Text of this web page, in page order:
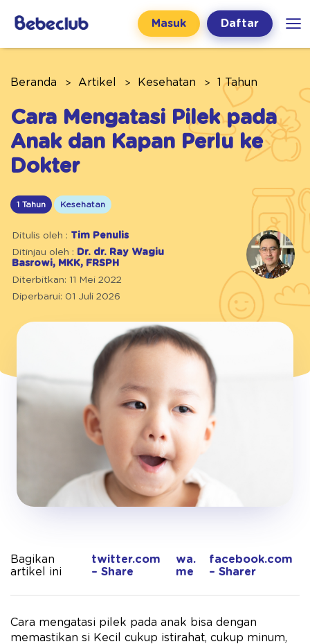
Masuk Daftar
Beranda Artikel Kesehatan 1 Tahun
Cara Mengatasi Pilek pada
Anak dan Kapan Perlu ke
Dokter
1 Tahun Kesehatan
Ditulis oleh : Tim Penulis
Ditinjau oleh : Dr. dr. Ray Wagiu
Basrowi, MKK, FRSPH
Diterbitkan: 11 Mei 2022
Diperbarui: 01 Juli 2026
Bagikan
artikel ini
twitter.com
– Share
wa.
me
facebook.com
– Sharer
Cara mengatasi pilek pada anak bisa dengan
memastikan si Kecil cukup istirahat, cukup minum,